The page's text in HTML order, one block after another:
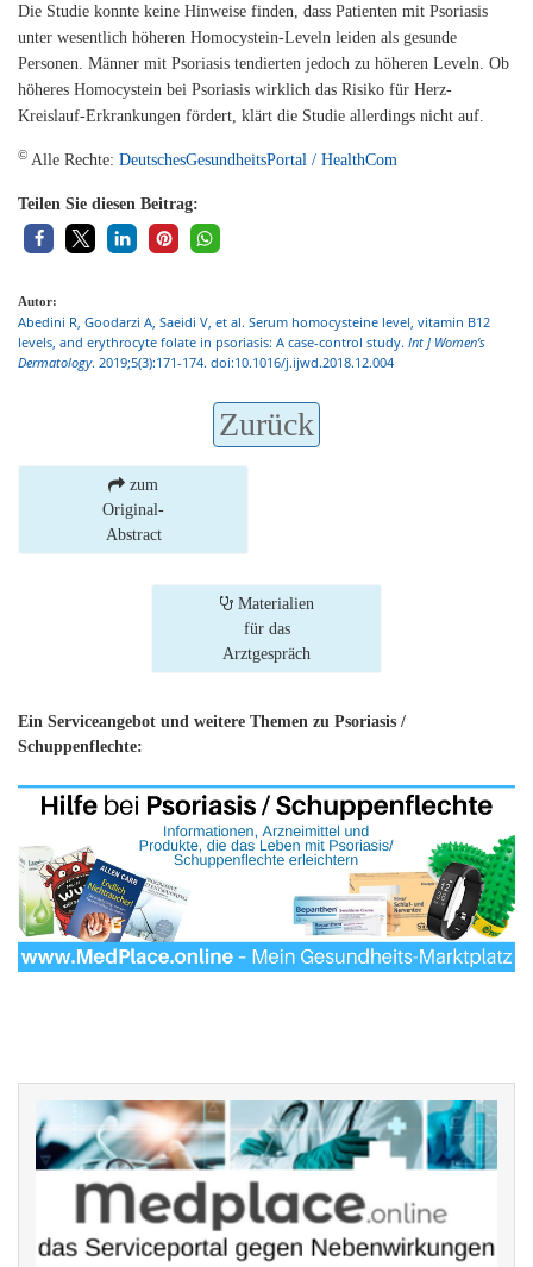
Die Studie konnte keine Hinweise finden, dass Patienten mit Psoriasis
unter wesentlich höheren Homocystein-Leveln leiden als gesunde
Personen. Männer mit Psoriasis tendierten jedoch zu höheren Leveln. Ob
höheres Homocystein bei Psoriasis wirklich das Risiko für Herz-
Kreislauf-Erkrankungen fördert, klärt die Studie allerdings nicht auf.
© Alle Rechte: DeutschesGesundheitsPortal / HealthCom
Teilen Sie diesen Beitrag:
Autor:
Abedini R, Goodarzi A, Saeidi V, et al. Serum homocysteine level, vitamin B12
levels, and erythrocyte folate in psoriasis: A case-control study. Int J Women’s
Dermatology. 2019;5(3):171-174. doi:10.1016/j.ijwd.2018.12.004
Zurück
zum
Original-
Abstract
Materialien
für das
Arztgespräch
Ein Serviceangebot und weitere Themen zu Psoriasis /
Schuppenflechte: